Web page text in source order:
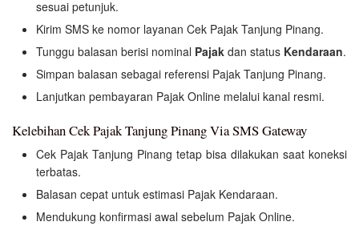
sesuai petunjuk.
Kirim SMS ke nomor layanan Cek Pajak Tanjung Pinang.
Tunggu balasan berisi nominal Pajak dan status Kendaraan.
Simpan balasan sebagai referensi Pajak Tanjung Pinang.
Lanjutkan pembayaran Pajak Online melalui kanal resmi.
Kelebihan Cek Pajak Tanjung Pinang Via SMS Gateway
Cek Pajak Tanjung Pinang tetap bisa dilakukan saat koneksi
terbatas.
Balasan cepat untuk estimasi Pajak Kendaraan.
Mendukung konfirmasi awal sebelum Pajak Online.